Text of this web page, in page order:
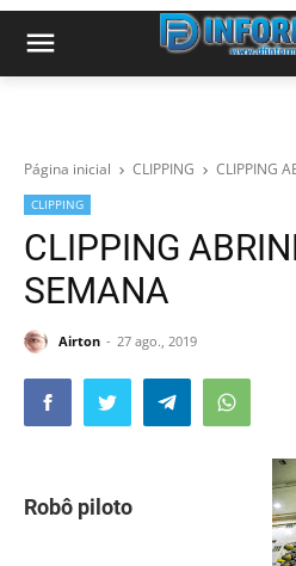
Página inicial CLIPPING CLIPPING
CLIPPING
CLIPPING
SEMANA
Airton 27 ago., 2019
Robô piloto